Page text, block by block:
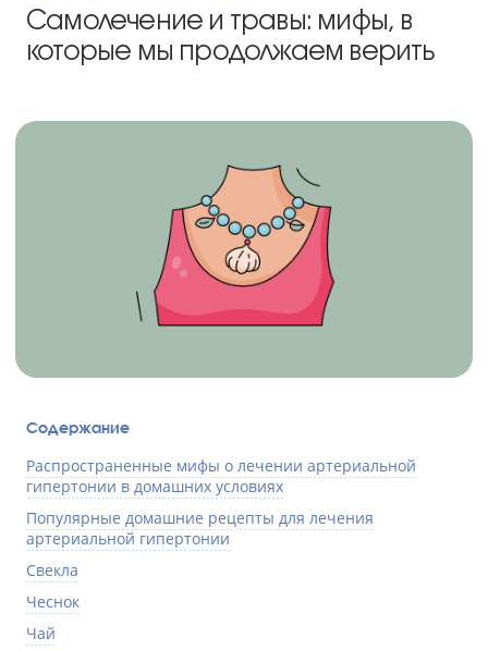
Самолечение и травы: мифы, в
которые мы продолжаем верить
Содержание
Распространенные мифы о лечении артериальной
гипертонии в домашних условиях
Популярные домашние рецепты для лечения
артериальной гипертонии
Свекла
Чеснок
Чай